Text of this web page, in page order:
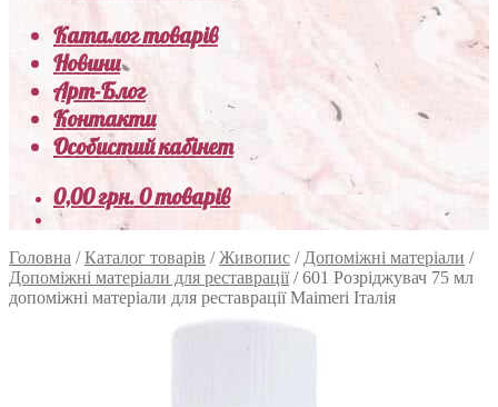
Каталог товарів
Новини
Арт-Блог
Контакти
Особистий кабінет
0,00грн.0 товарів
Головна /Каталог товарів /Живопис / Допоміжні матеріали /
Допоміжні матеріали для реставрації/601 Розріджувач 75 мл
допоміжні матеріали для реставрації Maimeri Італія